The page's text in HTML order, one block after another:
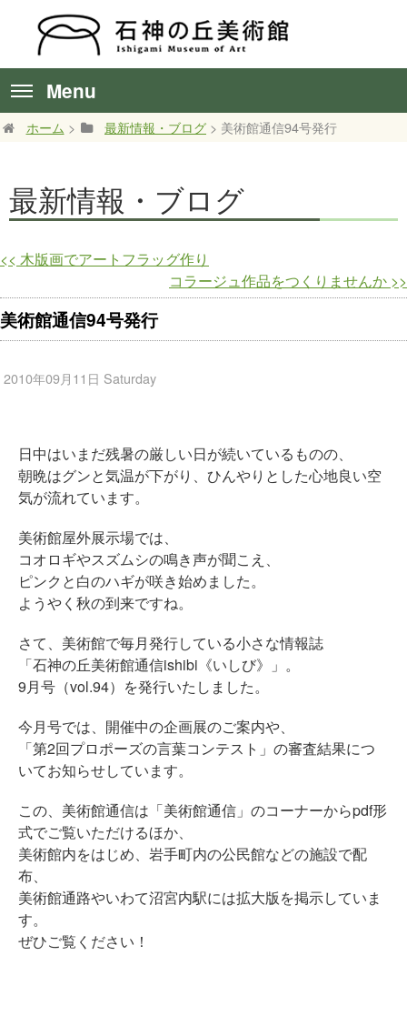
Menu
ホーム > 最新情報・ブログ > 美術館通信94号発行
最新情報・ブログ
<< 木版画でアートフラッグ作り
コラージュ作品をつくりませんか >>
美術館通信94号発行
2010年09月11日 Saturday
日中はいまだ残暑の厳しい日が続いているものの、
朝晩はグンと気温が下がり、ひんやりとした心地良い空
気が流れています。
美術館屋外展示場では、
コオロギやスズムシの鳴き声が聞こえ、
ピンクと白のハギが咲き始めました。
ようやく秋の到来ですね。
さて、美術館で毎月発行している小さな情報誌
「石神の丘美術館通信ishibi《いしび》」。
9月号（vol.94）を発行いたしました。
今月号では、開催中の企画展のご案内や、
「第2回プロポーズの言葉コンテスト」の審査結果につ
いてお知らせしています。
この、美術館通信は「美術館通信」のコーナーからpdf形
式でご覧いただけるほか、
美術館内をはじめ、岩手町内の公民館などの施設で配
布、
美術館通路やいわて沼宮内駅には拡大版を掲示していま
す。
ぜひご覧ください！